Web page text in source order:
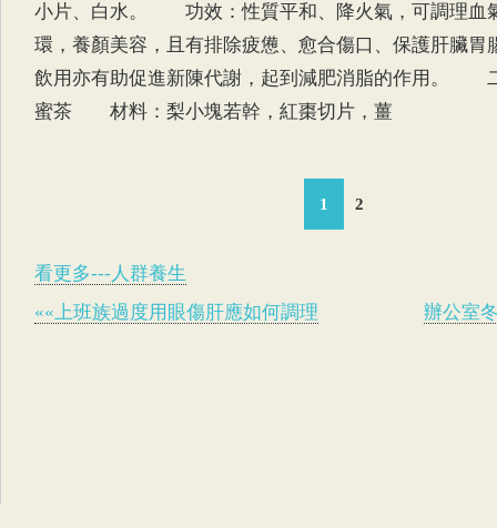
小片、白水。 功效：性質平和、降火氣，可調理血
環，養顏美容，且有排除疲憊、愈合傷口、保護肝臟胃
飲用亦有助促進新陳代謝，起到減肥消脂的作用。
蜜茶 材料：梨小塊若幹，紅棗切片，薑
1 2
看更多---人群養生
««上班族過度用眼傷肝應如何調理
辦公室